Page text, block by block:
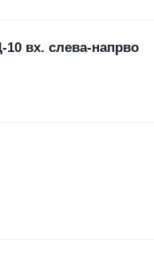
вх. слева-напрво